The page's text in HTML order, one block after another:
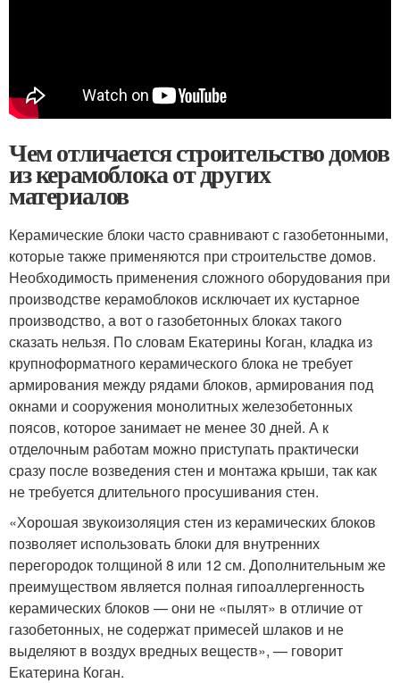
Чем отличается строительство домов
из керамоблока от других
материалов
Керамические блоки часто сравнивают с газобетонными,
которые также применяются при строительстве домов.
Необходимость применения сложного оборудования при
производстве керамоблоков исключает их кустарное
производство, а вот о газобетонных блоках такого
сказать нельзя. По словам Екатерины Коган, кладка из
крупноформатного керамического блока не требует
армирования между рядами блоков, армирования под
окнами и сооружения монолитных железобетонных
поясов, которое занимает не менее 30 дней. А к
отделочным работам можно приступать практически
сразу после возведения стен и монтажа крыши, так как
не требуется длительного просушивания стен.
«Хорошая звукоизоляция стен из керамических блоков
позволяет использовать блоки для внутренних
перегородок толщиной 8 или 12 см. Дополнительным же
преимуществом является полная гипоаллергенность
керамических блоков — они не «пылят» в отличие от
газобетонных, не содержат примесей шлаков и не
выделяют в воздух вредных веществ», — говорит
Екатерина Коган.